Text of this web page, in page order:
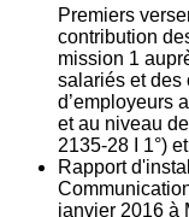
Premiers
contribution
mission 1
salariés et des
d’employeurs
et au niveau
2135‐28 I 1°)
Rapport
janvier 2016 à